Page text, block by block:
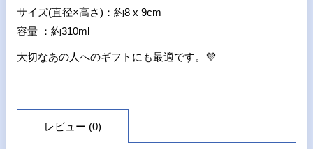
サイズ(直径×高さ)：約8 x 9cm
容量 ：約310ml
大切なあの人へのギフトにも最適です。💜
レビュー (0)